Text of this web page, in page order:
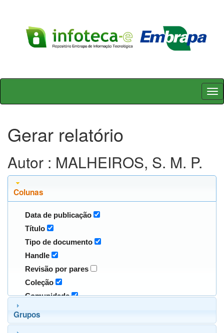
Skip
Gerar relatório
Autor : MALHEIROS, S. M. P.
Colunas
Data de publicação
Título
Tipo de documento
Handle
Revisão por pares
Coleção
Comunidade
Grupos